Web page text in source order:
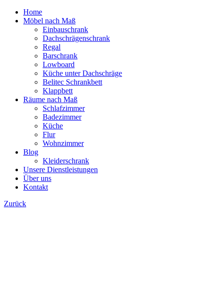
Home
Möbel nach Maß
Einbauschrank
Dachschrägenschrank
Regal
Barschrank
Lowboard
Küche unter Dachschräge
Belitec Schrankbett
Klappbett
Räume nach Maß
Schlafzimmer
Badezimmer
Küche
Flur
Wohnzimmer
Blog
Kleiderschrank
Unsere Dienstleistungen
Über uns
Kontakt
Zurück